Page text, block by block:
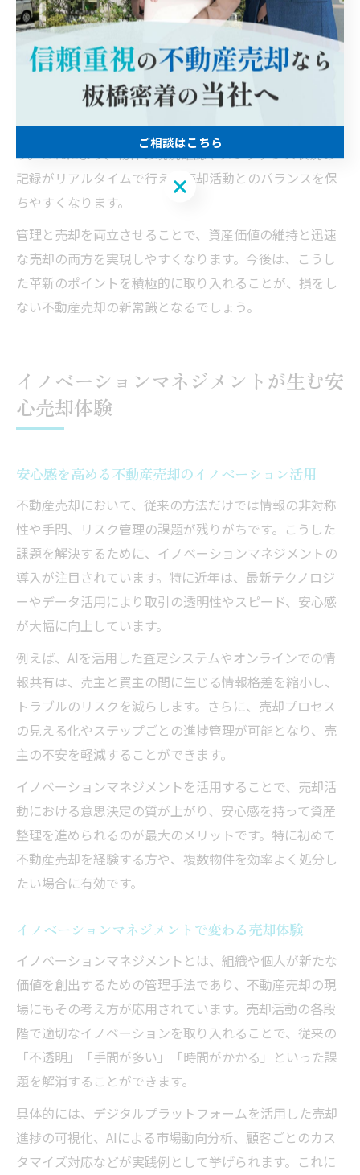
時に進行させることは難しい課題です。ここで重要なの
は、デジタル技術やイノベーティブな管理手法を取り入
れ、効率的かつ確実に両立させることです。
最近では、遠隔でも物件状況を把握できるIoTセンサー
や、クラウド型の管理プラットフォームが普及していま
す。これにより、物件の現況確認やメンテナンス状況の
記録がリアルタイムで行え、売却活動とのバランスを保
ちやすくなります。
管理と売却を両立させることで、資産価値の維持と迅速
な売却の両方を実現しやすくなります。今後は、こうし
た革新のポイントを積極的に取り入れることが、損をし
ない不動産売却の新常識となるでしょう。
イノベーションマネジメントが生む安
心売却体験
安心感を高める不動産売却のイノベーション活用
不動産売却において、従来の方法だけでは情報の非対称
性や手間、リスク管理の課題が残りがちです。こうした
課題を解決するために、イノベーションマネジメントの
導入が注目されています。特に近年は、最新テクノロジ
ーやデータ活用により取引の透明性やスピード、安心感
が大幅に向上しています。
例えば、AIを活用した査定システムやオンラインでの情
報共有は、売主と買主の間に生じる情報格差を縮小し、
トラブルのリスクを減らします。さらに、売却プロセス
の見える化やステップごとの進捗管理が可能となり、売
主の不安を軽減することができます。
イノベーションマネジメントを活用することで、売却活
動における意思決定の質が上がり、安心感を持って資産
整理を進められるのが最大のメリットです。特に初めて
不動産売却を経験する方や、複数物件を効率よく処分し
たい場合に有効です。
イノベーションマネジメントで変わる売却体験
イノベーションマネジメントとは、組織や個人が新たな
価値を創出するための管理手法であり、不動産売却の現
場にもその考え方が応用されています。売却活動の各段
階で適切なイノベーションを取り入れることで、従来の
「不透明」「手間が多い」「時間がかかる」といった課
題を解消することができます。
具体的には、デジタルプラットフォームを活用した売却
進捗の可視化、AIによる市場動向分析、顧客ごとのカス
タマイズ対応などが実践例として挙げられます。これに
ご相談はこちら
ご相談はこちら